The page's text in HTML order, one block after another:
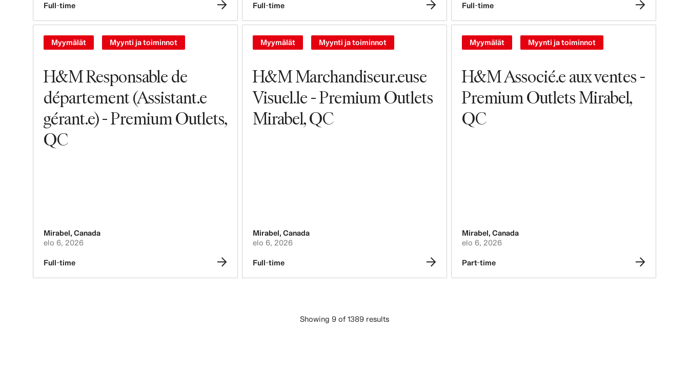
Full-time Full-time Full-time
H&M Responsable de
département (Assistant.e
gérant.e) - Premium Outlets,
QC
Myymälät Myynti ja toiminnot
Mirabel, Canada
elo 6, 2026
Full-time
H&M Marchandiseur.euse
Visuel.le - Premium Outlets
Mirabel, QC
Myymälät Myynti ja toiminnot
Mirabel, Canada
elo 6, 2026
Full-time
H&M Associé.e aux ventes -
Premium Outlets Mirabel,
QC
Myymälät Myynti ja toiminnot
Mirabel, Canada
elo 6, 2026
Part-time
Showing 9 of 1389 results